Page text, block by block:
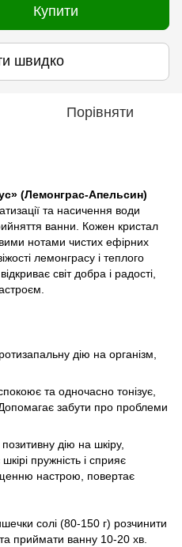
Купити
швидко
Порівняти
(Лемонграс-Апельсин)
та насичення води
ванни. Кожен кристал
нотами чистих ефірних
лемонграсу і теплого
світ добра і радості,
дію на організм,
та одночасно тонізує,
забути про проблеми
дію на шкіру,
пружність і сприяє
настрою, повертає
солі (80-150 г) розчинити
приймати ванну 10-20 хв.